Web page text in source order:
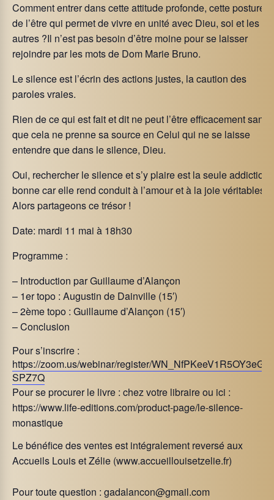
Comment entrer dans cette attitude profonde, cette posture
de l’être qui permet de vivre en unité avec Dieu, soi et les
autres ?Il n’est pas besoin d’être moine pour se laisser
rejoindre par les mots de Dom Marie Bruno.
Le silence est l’écrin des actions justes, la caution des
paroles vraies.
Rien de ce qui est fait et dit ne peut l’être efficacement sans
que cela ne prenne sa source en Celui qui ne se laisse
entendre que dans le silence, Dieu.
Oui, rechercher le silence et s’y plaire est la seule addiction
bonne car elle rend conduit à l’amour et à la joie véritables.
Alors partageons ce trésor !
Date: mardi 11 mai à 18h30
Programme :
– Introduction par Guillaume d’Alançon
– 1er topo : Augustin de Dainville (15′)
– 2ème topo : Guillaume d’Alançon (15′)
– Conclusion
Pour s’inscrire :
https://zoom.us/webinar/register/WN_NfPKeeV1R5OY3eG5-
SPZ7Q
Pour se procurer le livre : chez votre libraire ou ici :
https://www.life-editions.com/product-page/le-silence-
monastique
Le bénéfice des ventes est intégralement reversé aux
Accueils Louis et Zélie (www.accueillouisetzelie.fr)
Pour toute question : gadalancon@gmail.com